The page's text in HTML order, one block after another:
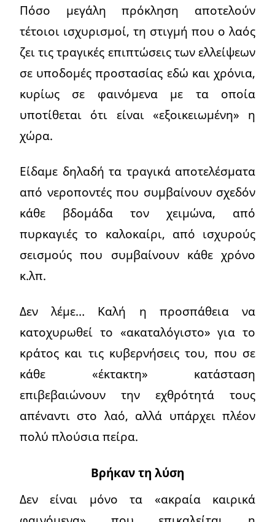
Πόσο μεγάλη πρόκληση αποτελούν
τέτοιοι ισχυρισμοί, τη στιγμή που ο λαός
ζει τις τραγικές επιπτώσεις των ελλείψεων
σε υποδομές προστασίας εδώ και χρόνια,
κυρίως σε φαινόμενα με τα οποία
υποτίθεται ότι είναι «εξοικειωμένη» η
χώρα.
Είδαμε δηλαδή τα τραγικά αποτελέσματα
από νεροποντές που συμβαίνουν σχεδόν
κάθε βδομάδα τον χειμώνα, από
πυρκαγιές το καλοκαίρι, από ισχυρούς
σεισμούς που συμβαίνουν κάθε χρόνο
κ.λπ.
Δεν λέμε… Καλή η προσπάθεια να
κατοχυρωθεί το «ακαταλόγιστο» για το
κράτος και τις κυβερνήσεις του, που σε
κάθε «έκτακτη» κατάσταση
επιβεβαιώνουν την εχθρότητά τους
απέναντι στο λαό, αλλά υπάρχει πλέον
πολύ πλούσια πείρα.
Βρήκαν τη λύση
Δεν είναι μόνο τα «ακραία καιρικά